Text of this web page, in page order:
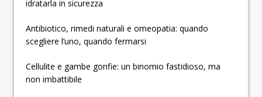
idratarla in sicurezza
Antibiotico, rimedi naturali e omeopatia: quando
scegliere l’uno, quando fermarsi
Cellulite e gambe gonfie: un binomio fastidioso, ma
non imbattibile